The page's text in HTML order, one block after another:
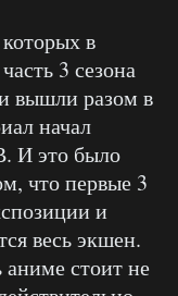
в
3 сезона
вышли разом в
начал
И это было
что первые 3
и
весь экшен.
стоит не